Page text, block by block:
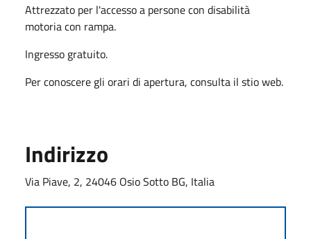
Attrezzato per l'accesso a persone con disabilità
motoria con rampa.
Ingresso gratuito.
Per conoscere gli orari di apertura, consulta il stio web.
Indirizzo
Via Piave, 2, 24046 Osio Sotto BG, Italia